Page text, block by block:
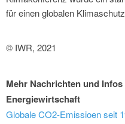
für einen globalen
© IWR, 2021
Mehr Nachrichten und
Energiewirtschaft
Globale CO2-Emissioen seit